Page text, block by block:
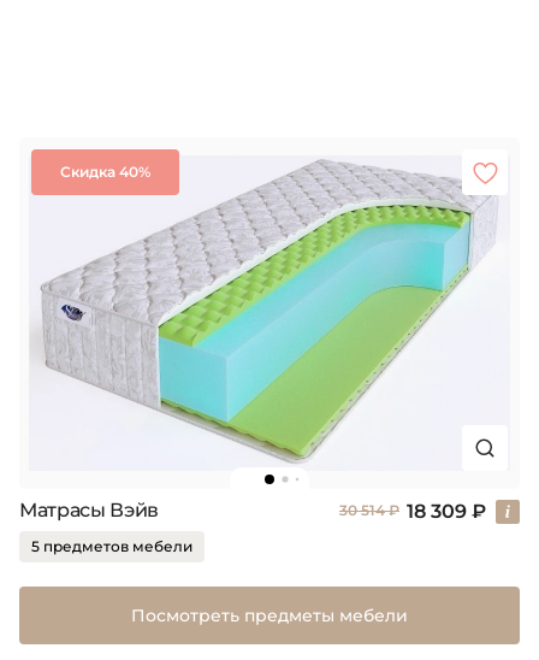
Скидка 40%
Матрасы Вэйв 30 514 ₽ 18 309 ₽
5 предметов мебели
Посмотреть предметы мебели